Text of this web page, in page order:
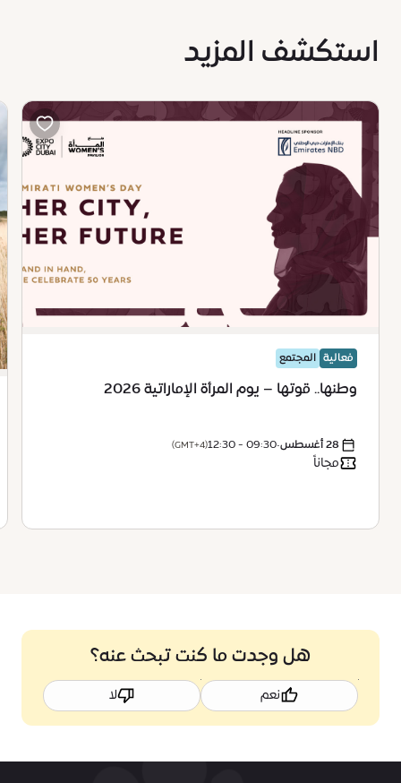
استكشف المزيد
فعالية المجتمع
وطنها.. قوتها – يوم المرأة الإماراتية 2026
28 أغسطس •
09:30 - 12:30
(GMT+4)
مجاناً
هل وجدت ما كنت تبحث عنه؟
نعم لا